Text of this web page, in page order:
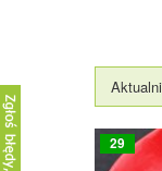
29